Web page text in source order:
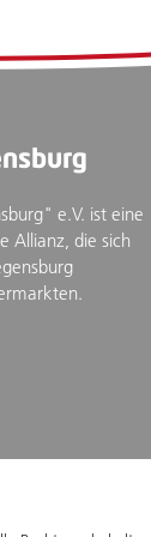
e.V. ist eine
Allianz, die sich